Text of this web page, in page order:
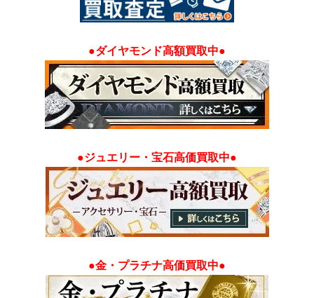
●ダイヤモンド高額買取中●
●ジュエリー・宝石高価買取中●
●金・プラチナ高価買取中●